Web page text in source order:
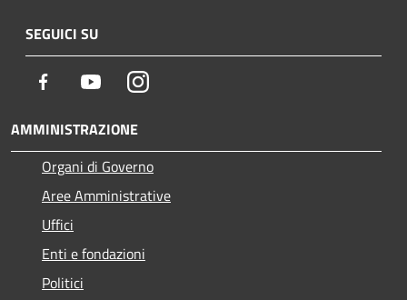
SEGUICI SU
Facebook YoutubeInstagram
AMMINISTRAZIONE
Organi di Governo
Aree Amministrative
Uffici
Enti e fondazioni
Politici